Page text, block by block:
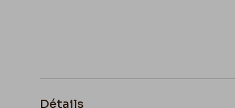
Détails